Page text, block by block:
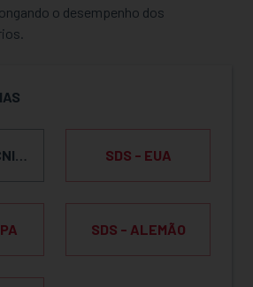
o desempenho dos
BOLETIM TÉCNICO DO PRODUTO SDS - EUA
SDS - ALEMÃO